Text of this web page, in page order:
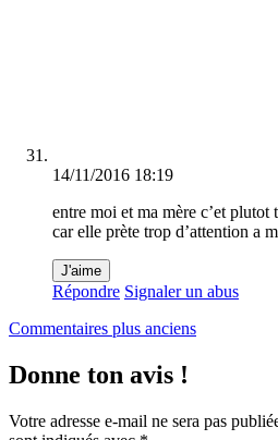
14/11/2016 18:19
entre moi et ma mère c’et plutot
car elle prète trop d’attention a
J'aime
Répondre Signaler un abus
Navigation
dans
les
commentaires
Commentaires plus anciens
Donne ton avis !
Votre adresse e-mail ne sera pas